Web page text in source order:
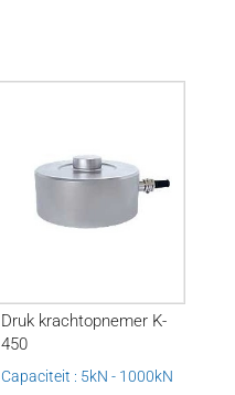
Druk krachtopnemer K-
450
Capaciteit : 5kN - 1000kN